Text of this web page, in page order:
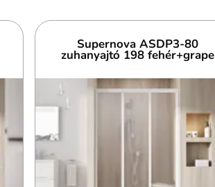
Supernova ASDP3-80
zuhanyajtó 198 fehér+grape